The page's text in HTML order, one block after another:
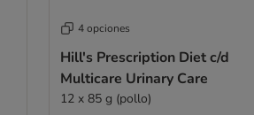
4 opciones
Hill's Prescription Diet c/d
Multicare Urinary Care
12 x 85 g (pollo)